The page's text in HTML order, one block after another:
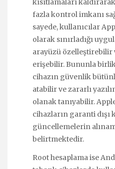
kısıtlamaları
fazla kontrol imkanı
sayede, kullanıcılar
olarak sınırladığı
arayüzü özelleştirebilir
erişebilir. Bununla
cihazın güvenlik
atabilir ve zararlı
olanak tanıyabilir.
cihazların garanti dışı
güncellemelerin
belirtmektedir.
Root hesaplama ise